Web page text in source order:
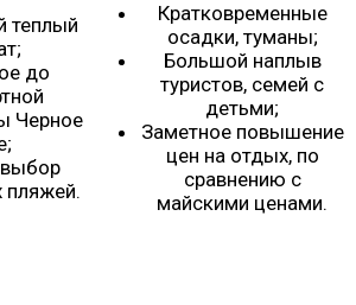
теплый
до
Черное
пляжей.
Кратковременные
осадки, туманы;
Большой наплыв
туристов, семей с
детьми;
Заметное повышение
цен на отдых, по
сравнению с
майскими ценами.